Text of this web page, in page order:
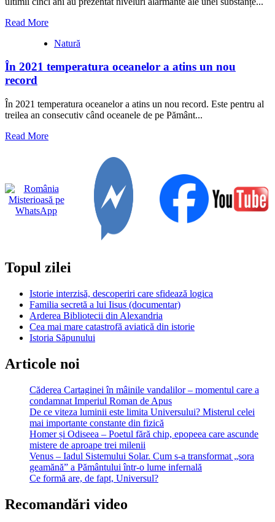
Read MoreRead
about
conține
concentrație
mortală
de
Natură
În 2021 temperatura oceanelor a atins un nou
record
În 2021 temperatura oceanelor a atins un nou record. Este pentru al
treilea an consecutiv când oceanele de pe Pământ...
Read MoreRead
temperatura
oceanelor
a
Topul zilei
Istorie interzisă, descoperiri care sfidează logica
Familia secretă a lui Iisus (documentar)
Arderea Bibliotecii din Alexandria
Cea mai mare catastrofă aviatică din istorie
Istoria Săpunului
Articole noi
Căderea Cartaginei în mâinile vandalilor – momentul care a
condamnat Imperiul Roman de Apus
De ce viteza luminii este limita Universului? Misterul celei
mai importante constante din fizică
Homer și Odiseea – Poetul fără chip, epopeea care ascunde
mistere de aproape trei milenii
Venus – Iadul Sistemului Solar. Cum s-a transformat „sora
geamănă” a Pământului într-o lume infernală
Ce formă are, de fapt, Universul?
Recomandări video